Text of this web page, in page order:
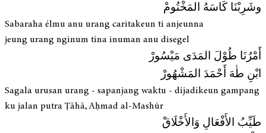
وشَرِبْنَا كَاسَهُ المَخْتُومْ
Sabaraha élmu anu urang caritakeun ti anjeunna
jeung urang nginum tina inuman anu disegel
أَمْرُنَا طُوْلَ المَدَى مَيْسُورْ
ابْنِ طٰهَ أَحْمَدَ المَشْهُورْ
Sagala urusan urang - sapanjang waktu - dijadikeun gampang
ku jalan putra Ṭāhā, Aḥmad al-Mashūr
طَيِّبُ الأَفْعَالِ وَالأَخْلَاقْ